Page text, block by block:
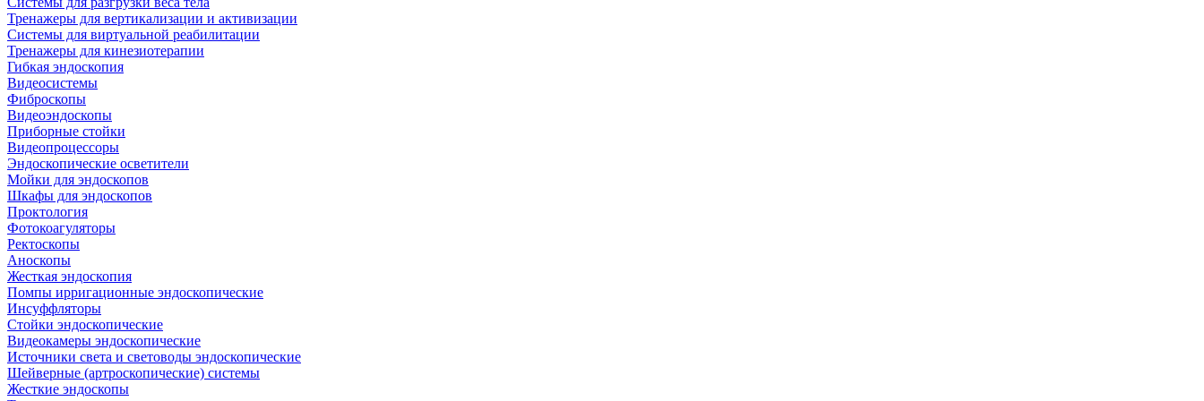
Тренажеры для вертикализации и активизации
Системы для виртуальной реабилитации
Тренажеры для кинезиотерапии
Гибкая эндоскопия
Видеосистемы
Фиброскопы
Видеоэндоскопы
Приборные стойки
Видеопроцессоры
Эндоскопические осветители
Мойки для эндоскопов
Шкафы для эндоскопов
Проктология
Фотокоагуляторы
Ректоскопы
Аноскопы
Жесткая эндоскопия
Помпы ирригационные эндоскопические
Инсуффляторы
Стойки эндоскопические
Видеокамеры эндоскопические
Источники света и световоды эндоскопические
Шейверные (артроскопические) системы
Жесткие эндоскопы